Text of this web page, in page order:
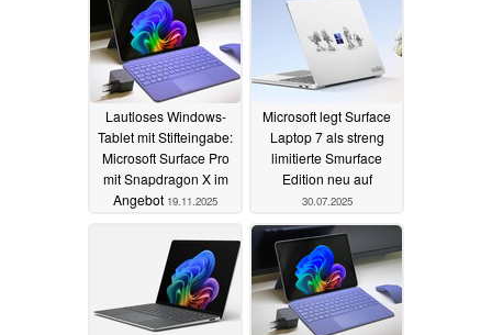
Lautloses Windows-
Tablet mit Stifteingabe:
Microsoft Surface Pro
mit Snapdragon X im
Angebot 19.11.2025
Microsoft legt Surface
Laptop 7 als streng
limitierte Smurface
Edition neu auf
30.07.2025